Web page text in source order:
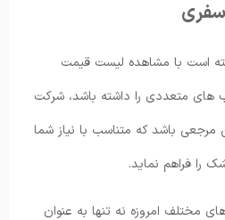
است با مشاهده لیست قیمت
های متعددی را داشته باشد، شرکت
مرجعی باشد که متناسب با نیاز شما
را فراهم نماید.
مختلف امروزه نه تنها به عنوان